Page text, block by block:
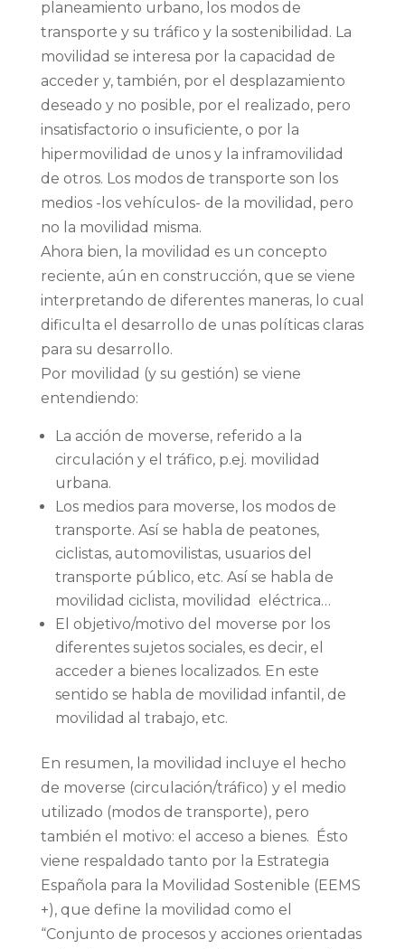
planeamiento urbano, los modos de
transporte y su tráfico y la sostenibilidad. La
movilidad se interesa por la capacidad de
acceder y, también, por el desplazamiento
deseado y no posible, por el realizado, pero
insatisfactorio o insuficiente, o por la
hipermovilidad de unos y la inframovilidad
de otros. Los modos de transporte son los
medios -los vehículos- de la movilidad, pero
no la movilidad misma.
Ahora bien, la movilidad es un concepto
reciente, aún en construcción, que se viene
interpretando de diferentes maneras, lo cual
dificulta el desarrollo de unas políticas claras
para su desarrollo.
Por movilidad (y su gestión) se viene
entendiendo:
La acción de moverse, referido a la
circulación y el tráfico, p.ej. movilidad
urbana.
Los medios para moverse, los modos de
transporte. Así se habla de peatones,
ciclistas, automovilistas, usuarios del
transporte público, etc. Así se habla de
movilidad ciclista, movilidad eléctrica…
El objetivo/motivo del moverse por los
diferentes sujetos sociales, es decir, el
acceder a bienes localizados. En este
sentido se habla de movilidad infantil, de
movilidad al trabajo, etc.
En resumen, la movilidad incluye el hecho
de moverse (circulación/tráfico) y el medio
utilizado (modos de transporte), pero
también el motivo: el acceso a bienes. Ésto
viene respaldado tanto por la Estrategia
Española para la Movilidad Sostenible (EEMS
+), que define la movilidad como el
“Conjunto de procesos y acciones orientadas